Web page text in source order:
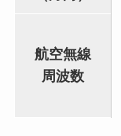
航空無線
周波数